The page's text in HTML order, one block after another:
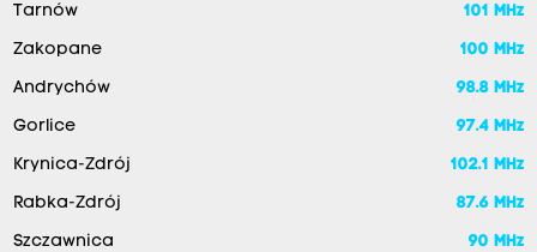
Tarnów 101 MHz
Zakopane 100 MHz
Andrychów 98.8 MHz
Gorlice 97.4 MHz
Krynica-Zdrój 102.1 MHz
Rabka-Zdrój 87.6 MHz
Szczawnica 90 MHz